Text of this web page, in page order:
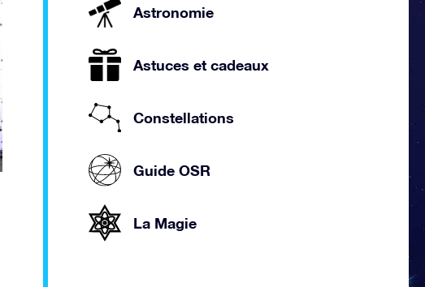
Astronomie
Astuces et cadeaux
Constellations
Guide OSR
La Magie